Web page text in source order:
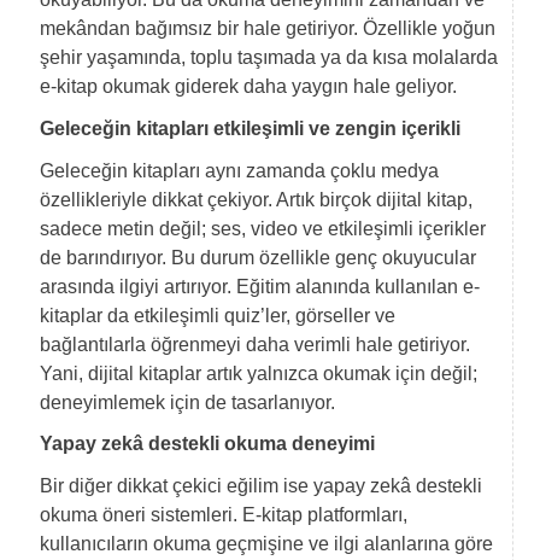
mekândan bağımsız bir hale getiriyor. Özellikle yoğun
şehir yaşamında, toplu taşımada ya da kısa molalarda
e-kitap okumak giderek daha yaygın hale geliyor.
Geleceğin kitapları etkileşimli ve zengin içerikli
Geleceğin kitapları aynı zamanda çoklu medya
özellikleriyle dikkat çekiyor. Artık birçok dijital kitap,
sadece metin değil; ses, video ve etkileşimli içerikler
de barındırıyor. Bu durum özellikle genç okuyucular
arasında ilgiyi artırıyor. Eğitim alanında kullanılan e-
kitaplar da etkileşimli quiz’ler, görseller ve
bağlantılarla öğrenmeyi daha verimli hale getiriyor.
Yani, dijital kitaplar artık yalnızca okumak için değil;
deneyimlemek için de tasarlanıyor.
Yapay zekâ destekli okuma deneyimi
Bir diğer dikkat çekici eğilim ise yapay zekâ destekli
okuma öneri sistemleri. E-kitap platformları,
kullanıcıların okuma geçmişine ve ilgi alanlarına göre